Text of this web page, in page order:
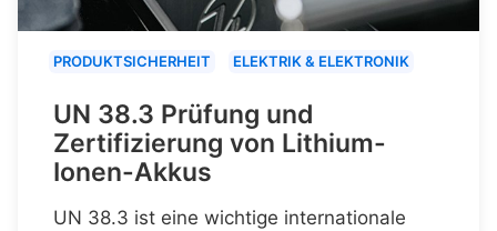
PRODUKTSICHERHEIT ELEKTRIK & ELEKTRONIK
UN 38.3 Prüfung und
Zertifizierung von Lithium-
Ionen-Akkus
UN 38.3 ist eine wichtige internationale